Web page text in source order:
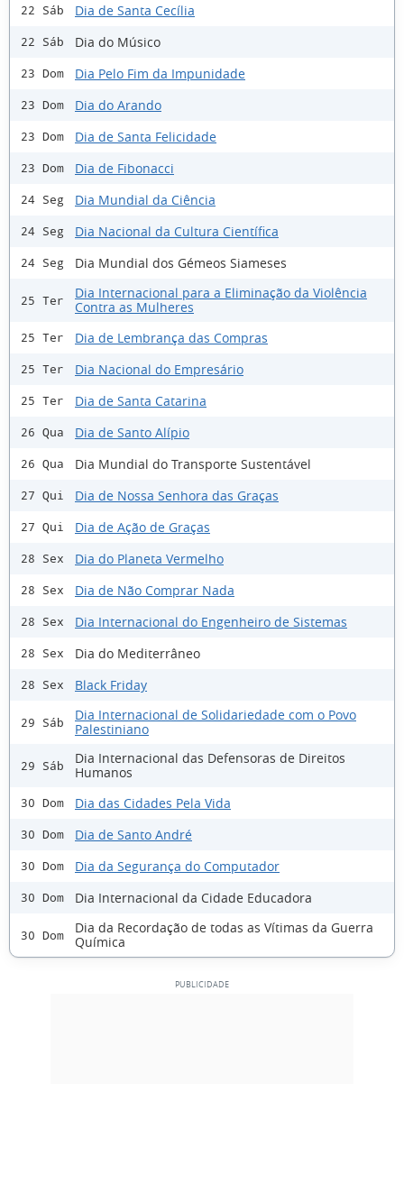
22 Sáb Dia de Santa Cecília
22 Sáb Dia do Músico
23 Dom Dia Pelo Fim da Impunidade
23 Dom Dia do Arando
23 Dom Dia de Santa Felicidade
23 Dom Dia de Fibonacci
24 Seg Dia Mundial da Ciência
24 Seg Dia Nacional da Cultura Científica
24 Seg Dia Mundial dos Gémeos Siameses
25 Ter
Dia Internacional para a Eliminação da Violência
Contra as Mulheres
25 Ter Dia de Lembrança das Compras
25 Ter Dia Nacional do Empresário
25 Ter Dia de Santa Catarina
26 Qua Dia de Santo Alípio
26 Qua Dia Mundial do Transporte Sustentável
27 Qui Dia de Nossa Senhora das Graças
27 Qui Dia de Ação de Graças
28 Sex Dia do Planeta Vermelho
28 Sex Dia de Não Comprar Nada
28 Sex Dia Internacional do Engenheiro de Sistemas
28 Sex Dia do Mediterrâneo
28 Sex Black Friday
29 Sáb
Dia Internacional de Solidariedade com o Povo
Palestiniano
29 Sáb
Dia Internacional das Defensoras de Direitos
Humanos
30 Dom Dia das Cidades Pela Vida
30 Dom Dia de Santo André
30 Dom Dia da Segurança do Computador
30 Dom Dia Internacional da Cidade Educadora
30 Dom
Dia da Recordação de todas as Vítimas da Guerra
Química